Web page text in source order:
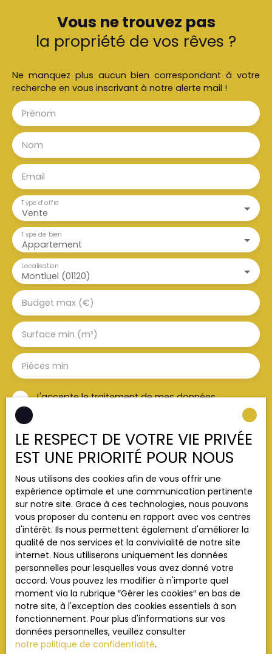
Vous ne trouvez pas
la propriété de vos rêves ?
Ne manquez plus aucun bien correspondant à votre
recherche en vous inscrivant à notre alerte mail !
Prénom
Nom
Email
Vente
Type d'offre
Appartement
Type de bien
Montluel (01120)
Localisation
Budget max (€)
Surface min (m²)
Pièces min
J'accepte le traitement de mes données
personnelles conformément au RGPD. Si vous ne
commerciale par voie téléphonique, vous pouvez
vous inscrire gratuitement sur la liste d'opposition
au démarchage téléphonique, prévu par l'article
L223-1 du code de la consommation, sur le site
Internet www.bloctel.gouv.fr ou par courrier
adressé à :
Société Worldline, Service Bloctel, CS 61311, 41013
BLOIS CEDEX.
Pour en savoir plus sur le traitement de vos
données personnelles, veuillez consulter notre
politique de confidentialité.
Recevoir des annonces
LE RESPECT DE VOTRE VIE PRIVÉE
EST UNE PRIORITÉ POUR NOUS
Nous utilisons des cookies afin de vous offrir une
expérience optimale et une communication pertinente
sur notre site. Grace à ces technologies, nous pouvons
vous proposer du contenu en rapport avec vos centres
d'intérêt. Ils nous permettent également d'améliorer la
qualité de nos services et la convivialité de notre site
internet. Nous utiliserons uniquement les données
personnelles pour lesquelles vous avez donné votre
accord. Vous pouvez les modifier à n'importe quel
moment via la rubrique ″Gérer les cookies″ en bas de
notre site, à l'exception des cookies essentiels à son
fonctionnement. Pour plus d'informations sur vos
données personnelles, veuillez consulter
notre politique de confidentialité.